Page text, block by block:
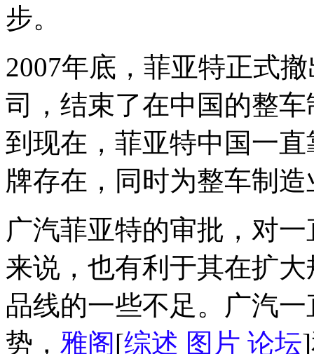
步。
2007年底，菲亚特正式
司，结束了在中国的整
到现在，菲亚特中国一
牌存在，同时为整车制
广汽菲亚特的审批，对
来说，也有利于其在扩
品线的一些不足。广汽
势， 雅阁[综述 图片 论坛